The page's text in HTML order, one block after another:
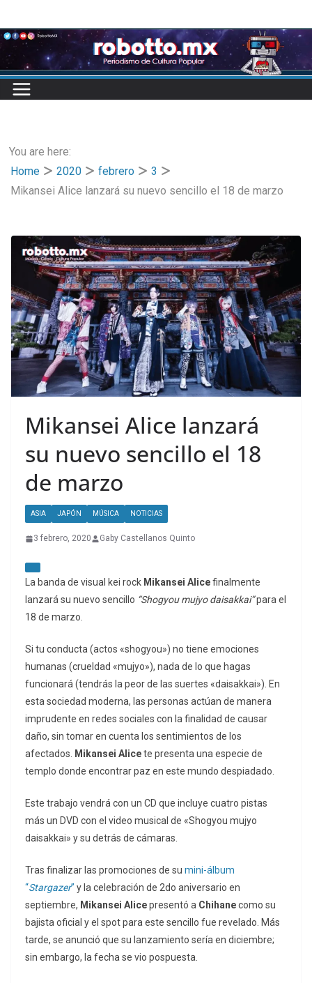
to
content
You are here:
Home
2020 febrero
3
Mikansei Alice lanzará su nuevo sencillo el 18 de marzo
Mikansei Alice lanzará
su nuevo sencillo el 18
de marzo
ASIA JAPÓN MÚSICA NOTICIAS
3 febrero, 2020 Gaby Castellanos Quinto
La banda de visual kei rock Mikansei Alicefinalmente
lanzará su nuevo sencillo “Shogyou mujyo daisakkai”para el
18 de marzo.
Si tu conducta (actos «shogyou») no tiene emociones
humanas (crueldad «mujyo»), nada de lo que hagas
funcionará (tendrás la peor de las suertes «daisakkai»). En
esta sociedad moderna, las personas actúan de manera
imprudente en redes sociales con la finalidad de causar
daño, sin tomar en cuenta los sentimientos de los
afectados.
Mikansei Alicete presenta una especie de
templo donde encontrar paz en este mundo despiadado.
Este trabajo vendrá con un CD que incluye cuatro pistas
más un DVD con el video musical de «Shogyou mujyo
daisakkai» y su detrás de cámaras.
Tras finalizar las promociones de su mini-álbum
“Stargazer” y la celebración de 2do aniversario en
septiembre, Mikansei Alicepresentó a Chihanecomo su
bajista oficial y el spot para este sencillo fue revelado. Más
tarde, se anunció que su lanzamiento sería en diciembre;
sin embargo, la fecha se vio pospuesta.